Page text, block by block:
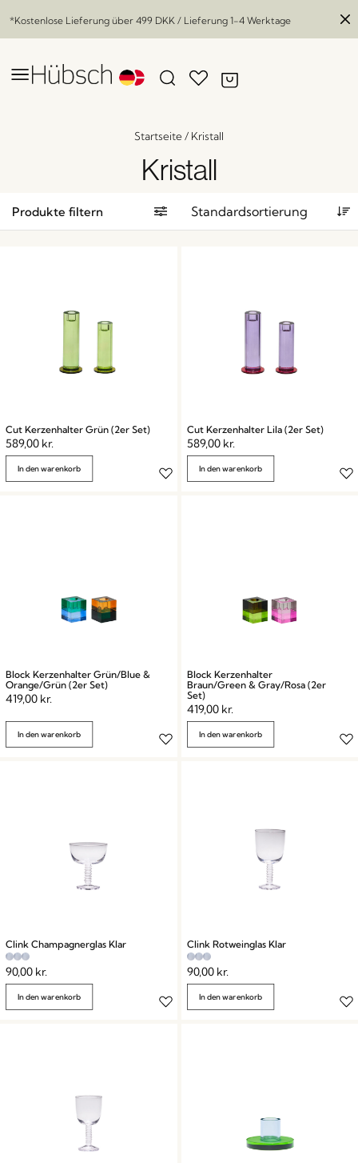
*Kostenlose Lieferung über 499 DKK / Lieferung 1-4 Werktage
Startseite/ Kristall
Kristall
Produkte filtern
Cut Kerzenhalter Grün (2er Set)
589,00 kr.
In den warenkorb
Cut Kerzenhalter Lila (2er Set)
589,00 kr.
In den warenkorb
Block Kerzenhalter Grün/Blue &
Orange/Grün (2er Set)
419,00 kr.
In den warenkorb
Block Kerzenhalter
Braun/Green & Gray/Rosa (2er
Set)
419,00 kr.
In den warenkorb
Clink Champagnerglas Klar
90,00 kr.
In den warenkorb
Clink Rotweinglas Klar
90,00 kr.
In den warenkorb